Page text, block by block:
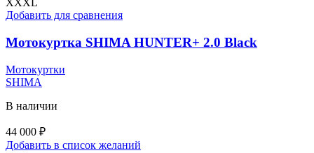
выбрать
странице
товара.
XXXL
Добавить для сравнения
Мотокуртка SHIMA HUNTER+ 2.0 Black
Мотокуртки
SHIMA
В наличии
44 000 ₽
Добавить в список желаний